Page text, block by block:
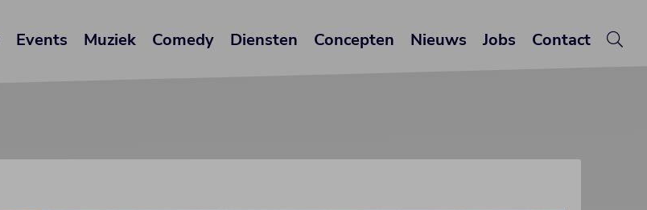
Events Muziek Comedy Diensten Concepten Nieuws Jobs Contact